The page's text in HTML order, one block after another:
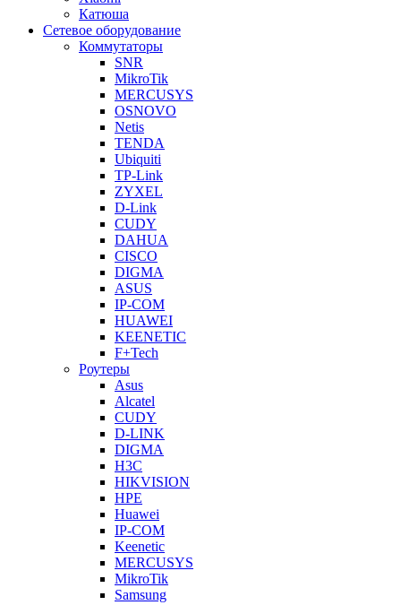
Катюша
Сетевое оборудование
Коммутаторы
SNR
MikroTik
MERCUSYS
OSNOVO
Netis
TENDA
Ubiquiti
TP-Link
ZYXEL
D-Link
CUDY
DAHUA
CISCO
DIGMA
ASUS
IP-COM
HUAWEI
KEENETIC
F+Tech
Роутеры
Asus
Alcatel
CUDY
D-LINK
DIGMA
H3C
HIKVISION
HPE
Huawei
IP-COM
Keenetic
MERCUSYS
MikroTik
Samsung